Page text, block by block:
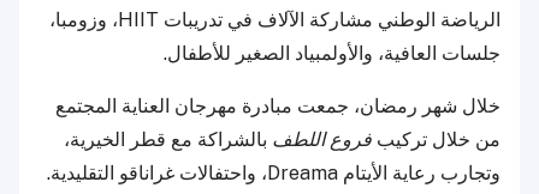
الرياضة الوطني مشاركة الآلاف في تدريبات HIIT، وزومبا،
جلسات العافية، والأولمبياد الصغير للأطفال.
خلال شهر رمضان، جمعت مبادرة مهرجان العناية المجتمع
من خلال تركيب فروع اللطف بالشراكة مع قطر الخيرية،
وتجارب رعاية الأيتام Dreama، واحتفالات غراناقو التقليدية.